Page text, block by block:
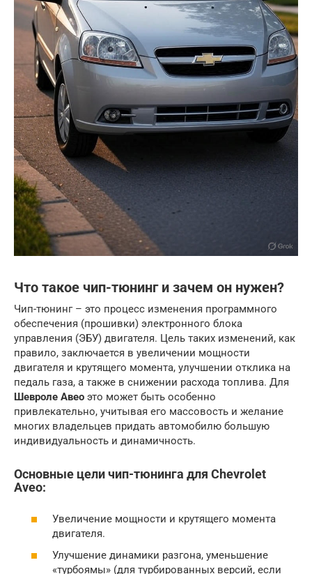
Что такое чип-тюнинг и зачем он нужен?
Чип-тюнинг – это процесс изменения программного
обеспечения (прошивки) электронного блока
управления (ЭБУ) двигателя. Цель таких изменений, как
правило, заключается в увеличении мощности
двигателя и крутящего момента, улучшении отклика на
педаль газа, а также в снижении расхода топлива. Для
Шевроле Авео это может быть особенно
привлекательно, учитывая его массовость и желание
многих владельцев придать автомобилю большую
индивидуальность и динамичность.
Основные цели чип-тюнинга для Chevrolet
Aveo:
Увеличение мощности и крутящего момента
двигателя.
Улучшение динамики разгона, уменьшение
«турбоямы» (для турбированных версий, если